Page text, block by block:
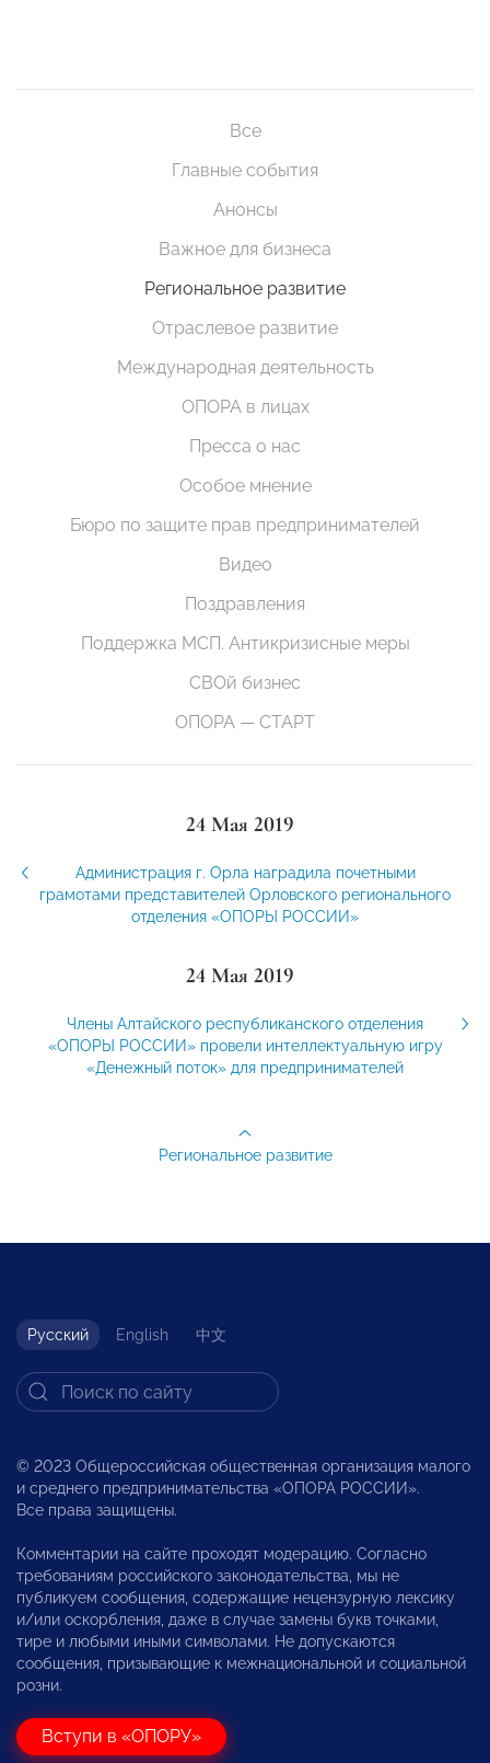
Все
Главные события
Анонсы
Важное для бизнеса
Региональное развитие
Отраслевое развитие
Международная деятельность
ОПОРА в лицах
Пресса о нас
Особое мнение
Бюро по защите прав предпринимателей
Видео
Поздравления
Поддержка МСП. Антикризисные меры
СВОй бизнес
ОПОРА — СТАРТ
24 Мая 2019
Администрация г. Орла наградила почетными
грамотами представителей Орловского регионального
отделения «ОПОРЫ РОССИИ»
24 Мая 2019
Члены Алтайского республиканского отделения
«ОПОРЫ РОССИИ» провели интеллектуальную игру
«Денежный поток» для предпринимателей
Региональное развитие
Русский English 中文
© 2023 Общероссийская общественная организация малого
и среднего предпринимательства «ОПОРА РОССИИ».
Все права защищены.
Комментарии на сайте проходят модерацию. Согласно
требованиям российского законодательства, мы не
публикуем сообщения, содержащие нецензурную лексику
и/или оскорбления, даже в случае замены букв точками,
тире и любыми иными символами. Не допускаются
сообщения, призывающие к межнациональной и социальной
розни.
Вступи в «ОПОРУ»